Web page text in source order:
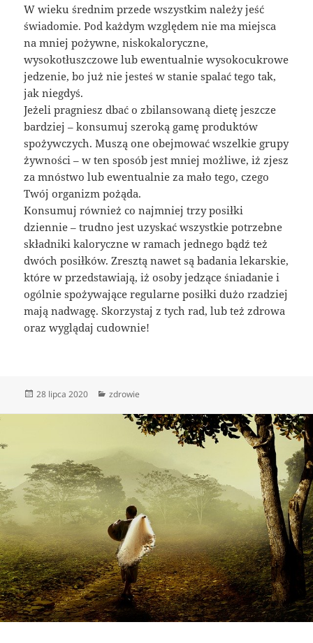
W wieku średnim przede wszystkim należy jeść
świadomie. Pod każdym względem nie ma miejsca
na mniej pożywne, niskokaloryczne,
wysokotłuszczowe lub ewentualnie wysokocukrowe
jedzenie, bo już nie jesteś w stanie spalać tego tak,
jak niegdyś.
Jeżeli pragniesz dbać o zbilansowaną dietę jeszcze
bardziej – konsumuj szeroką gamę produktów
spożywczych. Muszą one obejmować wszelkie grupy
żywności – w ten sposób jest mniej możliwe, iż zjesz
za mnóstwo lub ewentualnie za mało tego, czego
Twój organizm pożąda.
Konsumuj również co najmniej trzy posiłki
dziennie – trudno jest uzyskać wszystkie potrzebne
składniki kaloryczne w ramach jednego bądź też
dwóch posiłków. Zresztą nawet są badania lekarskie,
które w przedstawiają, iż osoby jedzące śniadanie i
ogólnie spożywające regularne posiłki dużo rzadziej
mają nadwagę. Skorzystaj z tych rad, lub też zdrowa
oraz wyglądaj cudownie!
Data
28 lipca 2020 Kategorie
zdrowie